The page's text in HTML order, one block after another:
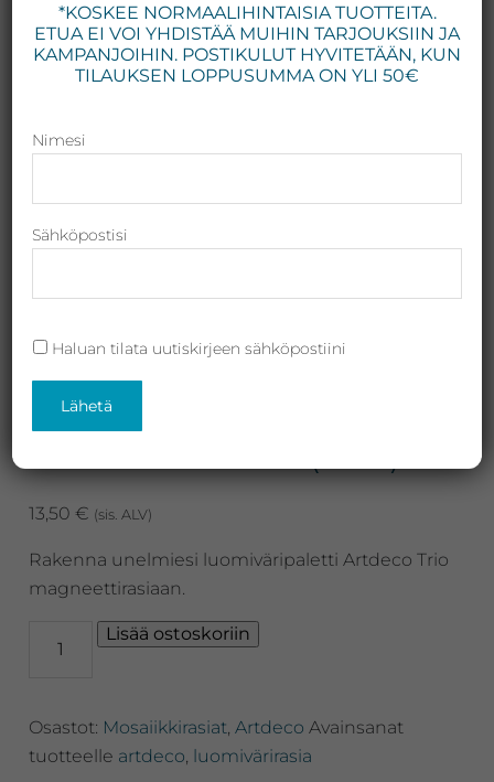
tänään
Priori,
Bion,
Gernétic,
Revitalash,
Jane
Raili
Heliocare
Artdeco Beauty Box,
13,50 € (sis. ALV)
Rakenna unelmiesi luomiväripaletti Artdeco Trio
magneettirasiaan.
Beauty
(Trio)
määrä
Lisää ostoskoriin
Osastot: Mosaiikkirasiat, Artdeco Avainsanat
tuotteelle artdeco, luomivärirasia
*KOSKEE NORMAALIHINTAISIA TUOTTEITA.
ETUA EI VOI YHDISTÄÄ MUIHIN TARJOUKSIIN JA
KAMPANJOIHIN. POSTIKULUT HYVITETÄÄN, KUN
TILAUKSEN LOPPUSUMMA ON YLI 50€
Nimesi
Sähköpostisi
Haluan tilata uutiskirjeen sähköpostiini